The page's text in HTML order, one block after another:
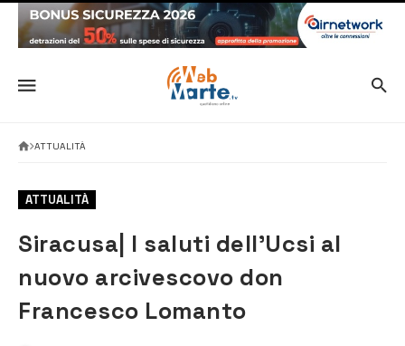
ATTUALITÀ
ATTUALITÀ
Siracusa| I saluti dell’Ucsi al
nuovo arcivescovo don
Francesco Lomanto